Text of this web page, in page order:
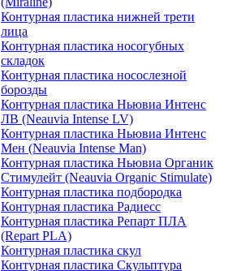
Контурная пластика нижней трети
лица
Контурная пластика носогубных
складок
Контурная пластика носослезной
борозды
Контурная пластика Ньювиа Интенс
ЛВ (Neauvia Intense LV)
Контурная пластика Ньювиа Интенс
Мен (Neauvia Intense Man)
Контурная пластика Ньювиа Органик
Стимулейт (Neauvia Organic Stimulate)
Контурная пластика подбородка
Контурная пластика Радиесс
Контурная пластика Репарт ПЛА
(Repart PLA)
Контурная пластика скул
Контурная пластика Скульптура